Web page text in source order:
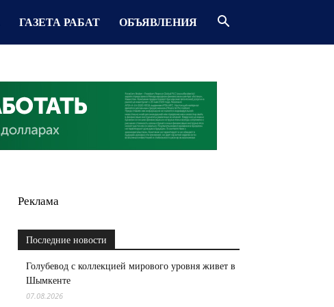
ГАЗЕТА РАБАТ ОБЪЯВЛЕНИЯ
Реклама
Последние новости
Голубевод с коллекцией мирового уровня живет в
Шымкенте
07.08.2026